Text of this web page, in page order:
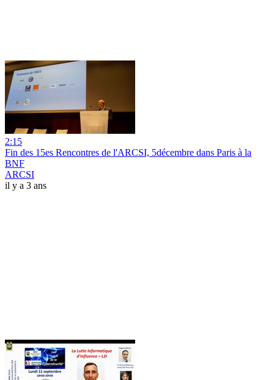
2:15
Fin des 15es Rencontres de l'ARCSI, 5décembre dans Paris à la
BNF
ARCSI
il y a 3 ans